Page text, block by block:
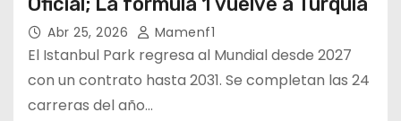
Abr 25, 2026 Mamenf1
El Istanbul Park regresa al Mundial desde 2027
con un contrato hasta 2031. Se completan las 24
carreras del año…